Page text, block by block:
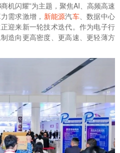
机闪耀”为主题，聚焦AI、高频高速
需求激增， 新能源汽车、数据中心
迎来新一轮技术迭代。作为电子行
造向更高密度、更高速、更轻薄方